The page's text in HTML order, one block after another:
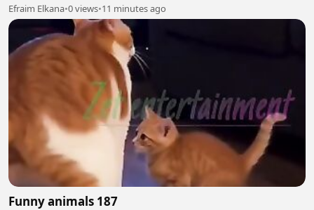
Efraim Elkana•0 views•11 minutes ago
Funny animals 187